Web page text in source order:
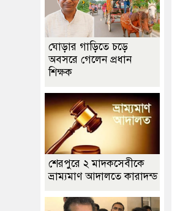
ঘোড়ার গাড়িতে চড়ে
অবসরে গেলেন প্রধান
শিক্ষক
শেরপুরে ২ মাদকসেবীকে
ভ্রাম্যমাণ আদালতে কারাদন্ড